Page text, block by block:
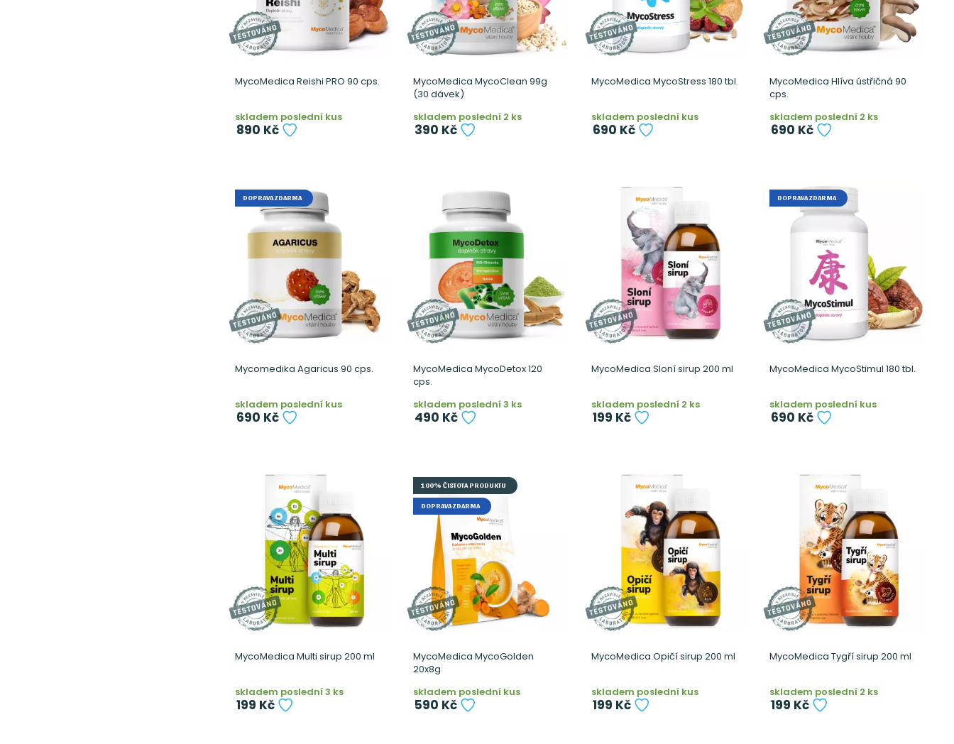
MycoMedica Reishi PRO 90 cps.
skladem poslední kus
890 Kč
MycoMedica MycoClean 99g
(30 dávek)
skladem poslední 2 ks
390 Kč
MycoMedica MycoStress 180 tbl.
skladem poslední kus
690 Kč
MycoMedica Hlíva ústřičná 90
cps.
skladem poslední 2 ks
690 Kč
DOPRAVA ZDARMA
Mycomedika Agaricus 90 cps.
skladem poslední kus
690 Kč
MycoMedica MycoDetox 120
cps.
skladem poslední 3 ks
490 Kč
MycoMedica Sloní sirup 200 ml
skladem poslední 2 ks
199 Kč
DOPRAVA ZDARMA
MycoMedica MycoStimul 180 tbl.
skladem poslední kus
690 Kč
MycoMedica Multi sirup 200 ml
skladem poslední 3 ks
199 Kč
100% ČISTOTA PRODUKTU
DOPRAVA ZDARMA
MycoMedica MycoGolden
20x8g
skladem poslední kus
590 Kč
MycoMedica Opičí sirup 200 ml
skladem poslední kus
199 Kč
MycoMedica Tygří sirup 200 ml
skladem poslední 2 ks
199 Kč